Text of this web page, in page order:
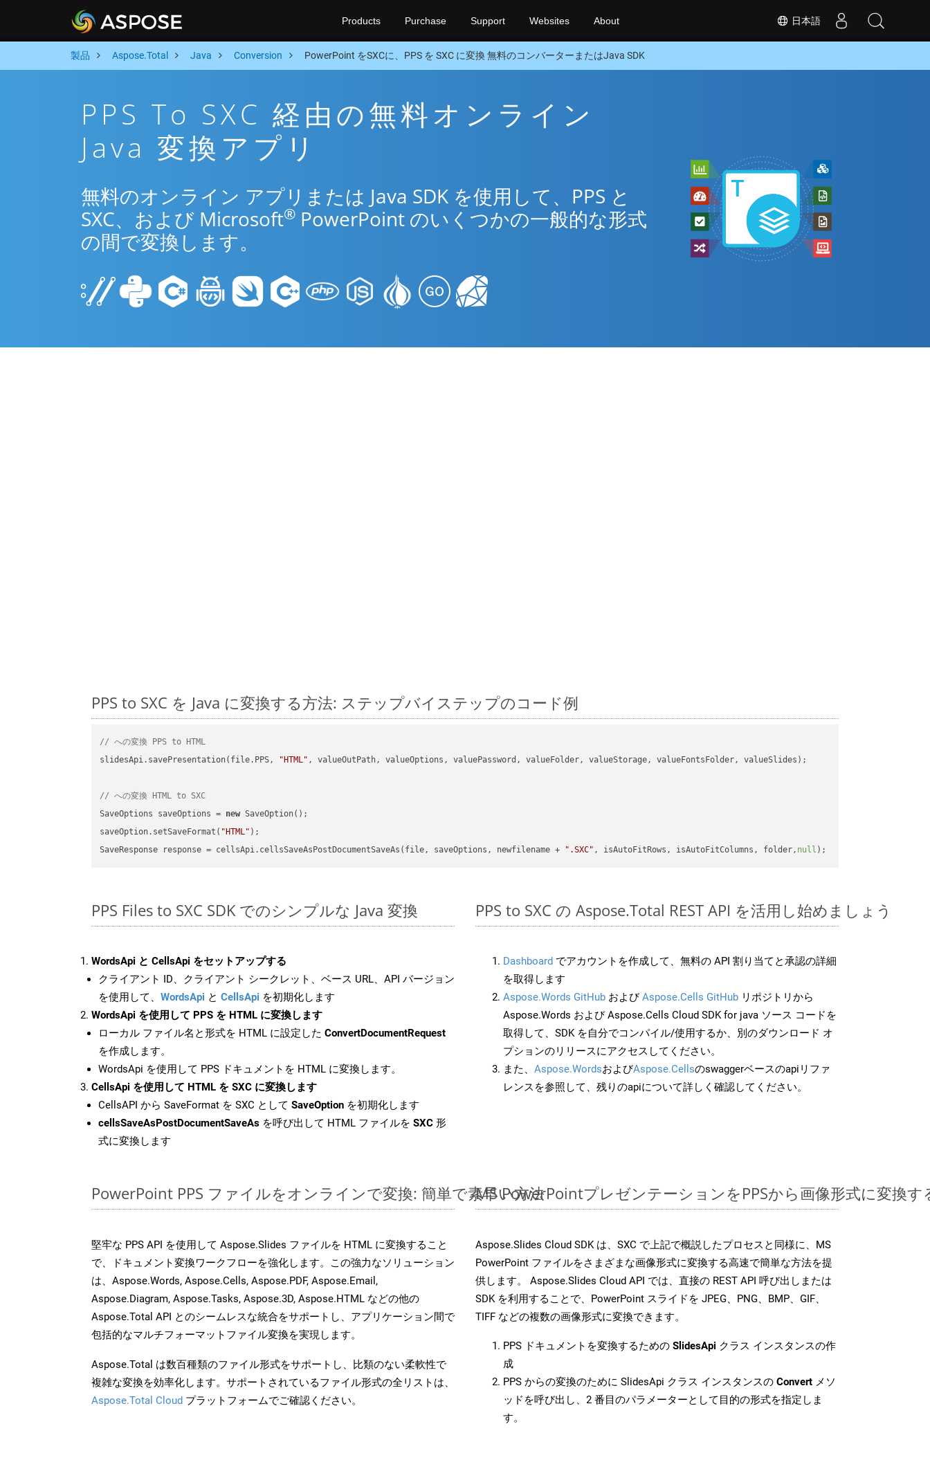
日本語
Products Purchase Support Websites About
製品 Aspose.Total Java Conversion PowerPoint をSXCに、PPS を SXC に変換 無料のコンバーターまたはJava SDK
PPS To SXC 経由の無料オンライン
Java 変換アプリ
無料のオンライン アプリまたは Java SDK を使用して、PPS と
SXC、および Microsoft® PowerPoint のいくつかの一般的な形式
の間で変換します。
PPS to SXC を Java に変換する方法: ステップバイステップのコード例
// への変換 PPS to HTML
slidesApi.savePresentation(file.PPS,
"HTML" , valueOutPath, valueOptions, valuePassword, valueFolder, valueStorage, valueFontsFolder, valueSlides);
// への変換 HTML to SXC
SaveOptions saveOptions = new SaveOption();
saveOption.setSaveFormat( "HTML" );
SaveResponse response = cellsApi.cellsSaveAsPostDocumentSaveAs(file, saveOptions, newfilename +
".SXC" , isAutoFitRows, isAutoFitColumns, folder, null
PPS Files to SXC SDK でのシンプルな Java 変換
WordsApi と CellsApi をセットアップする
クライアント ID、クライアント シークレット、ベース URL、API バージョン
を使用して、 WordsApi と CellsApi を初期化します
WordsApi を使用して PPS を HTML に変換します
ローカル ファイル名と形式を HTML に設定した ConvertDocumentRequest
を作成します。
WordsApi を使用して PPS ドキュメントを HTML に変換します。
CellsApi を使用して HTML を SXC に変換します
CellsAPI から SaveFormat を SXC として SaveOption を初期化します
cellsSaveAsPostDocumentSaveAs を呼び出して HTML ファイルを SXC 形
式に変換します
PPS to SXC の Aspose.Total REST API を活用し始めましょう
Dashboard でアカウントを作成して、無料の API 割り当てと承認の詳細
を取得します
Aspose.Words GitHub およびAspose.Cells GitHub リポジトリから
Aspose.Words および Aspose.Cells Cloud SDK for java ソース コードを
取得して、SDK を自分でコンパイル/使用するか、別のダウンロード オ
プションのリリースにアクセスしてください。
また、 Aspose.WordsおよびAspose.Cellsのswaggerベースのapiリファ
レンスを参照して、残りのapiについて詳しく確認してください。
PowerPoint PPS ファイルをオンラインで変換: 簡単で素早い方法
堅牢な PPS API を使用して Aspose.Slides ファイルを HTML に変換すること
で、ドキュメント変換ワークフローを強化します。この強力なソリューション
は、Aspose.Words, Aspose.Cells, Aspose.PDF, Aspose.Email,
Aspose.Diagram, Aspose.Tasks, Aspose.3D, Aspose.HTML などの他の
Aspose.Total API とのシームレスな統合をサポートし、アプリケーション間で
包括的なマルチフォーマットファイル変換を実現します。
Aspose.Total は数百種類のファイル形式をサポートし、比類のない柔軟性で
複雑な変換を効率化します。サポートされているファイル形式の全リストは、
Aspose.Total Cloud プラットフォームでご確認ください。
MS PowerPointプレゼンテーションをPPSから画像形式に変換
Aspose.Slides Cloud SDK は、SXC で上記で概説したプロセスと同様に、MS
PowerPoint ファイルをさまざまな画像形式に変換する高速で簡単な方法を提
供します。 Aspose.Slides Cloud API では、直接の REST API 呼び出しまたは
SDK を利用することで、PowerPoint スライドを JPEG、PNG、BMP、GIF、
TIFF などの複数の画像形式に変換できます。
PPS ドキュメントを変換するための SlidesApi クラス インスタンスの作
成
PPS からの変換のために SlidesApi クラス インスタンスの Convert メソ
ッドを呼び出し、2 番目のパラメーターとして目的の形式を指定しま
す。